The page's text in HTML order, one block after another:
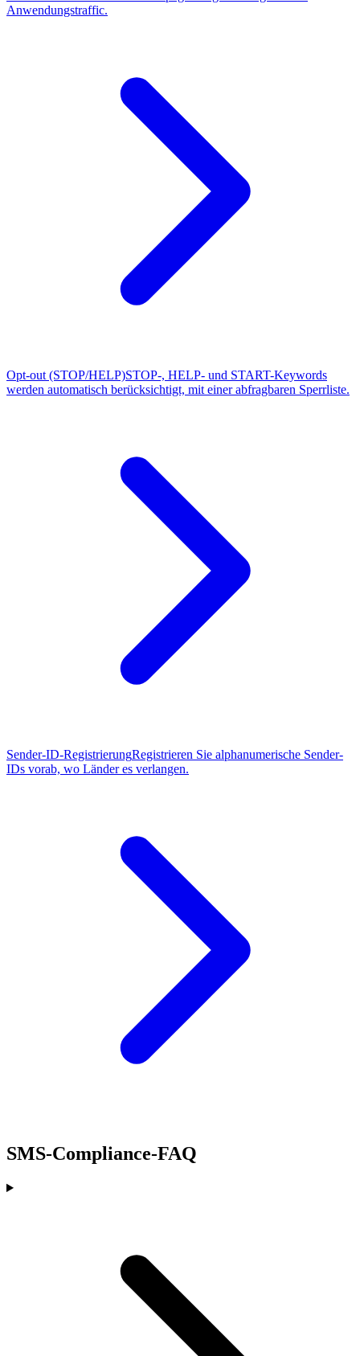
Anwendungstraffic.
Opt-out (STOP/HELP)STOP-, HELP- und START-Keywords
werden automatisch berücksichtigt, mit einer abfragbaren Sperrliste.
Sender-ID-RegistrierungRegistrieren Sie alphanumerische Sender-
IDs vorab, wo Länder es verlangen.
SMS-Compliance-FAQ